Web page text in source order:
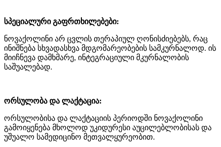
სპეციალური გაფრთხილებები:
ნოვაქოლინი არ ცვლის თერაპიულ ღონისძიებებს, რაც
ინიშნება სხვადასხვა მდგომარეობების სამკურნალოდ. ის
მიიჩნევა დამხმარე, ინტეგრაციული მკურნალობის
საშუალებად.
ორსულობა და ლაქტაცია:
ორსულობისა და ლაქტაციის პერიოდში ნოვაქოლინი
გამოიყენება მხოლოდ უკიდურესი აუცილებლობისას და
უშუალო სამედიცინო მეთვალყურეობით.